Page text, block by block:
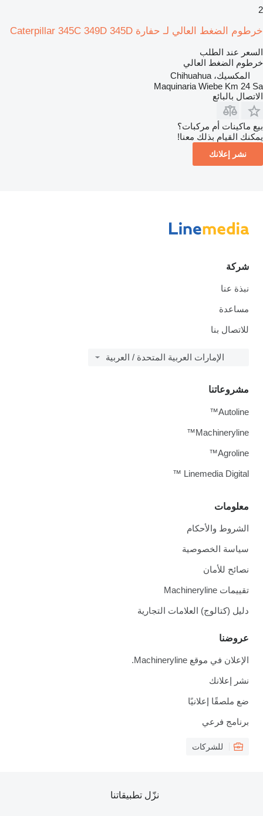
2
خرطوم الضغط العالي لـ حفارة Caterpillar 345C 349D 345D
السعر عند الطلب
خرطوم الضغط العالي
المكسيك، Chihuahua
Maquinaria Wiebe Km 24 Sa
الاتصال بالبائع
بيع ماكينات أم مركبات؟
يمكنك القيام بذلك معنا!
نشر إعلانك
شركة
نبذة عنا
مساعدة
للاتصال بنا
الإمارات العربية المتحدة / العربية
معلومات
الشروط والأحكام
سياسة الخصوصية
نصائح للأمان
تقييمات Machineryline
دليل (كتالوج) العلامات التجارية
عروضنا
الإعلان في موقع Machineryline.
نشر إعلانك
ضع ملصقًا إعلانيًا
برنامج فرعي
للشركات
مشروعاتنا
Autoline™
Machineryline™
Agroline™
Linemedia Digital ™
نزّل تطبيقاتنا